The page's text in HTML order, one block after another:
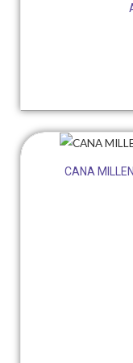
CANA